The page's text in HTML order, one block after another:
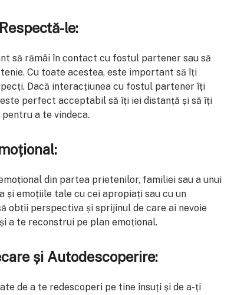
le:
să rămâi în contact cu fostul partener sau să
Cu toate acestea, este important să îți
Dacă interacțiunea cu fostul partener îți
perfect acceptabil să îți iei distanță și să îți
a te vindeca.
din partea prietenilor, familiei sau a unui
și emoțiile tale cu cei apropiați sau cu un
obții perspectiva și sprijinul de care ai nevoie
a te reconstrui pe plan emoțional.
și Autodescoperire:
de a te redescoperi pe tine însuți și de a-ți